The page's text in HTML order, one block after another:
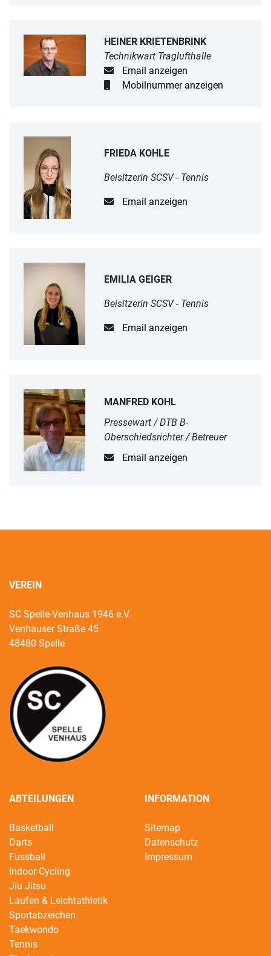
HEINER KRIETENBRINK
Technikwart Traglufthalle
Email anzeigen
Mobilnummer anzeigen
FRIEDA KOHLE
Beisitzerin SCSV - Tennis
Email anzeigen
EMILIA GEIGER
Beisitzerin SCSV - Tennis
Email anzeigen
MANFRED KOHL
Pressewart / DTB B-
Oberschiedsrichter / Betreuer
Email anzeigen
VEREIN
SC Spelle-Venhaus 1946 e.V.
Venhauser Straße 45
48480 Spelle
ABTEILUNGEN
Basketball
Darts
Fussball
Indoor-Cycling
Jiu Jitsu
Laufen & Leichtathletik
Sportabzeichen
Taekwondo
Tennis
INFORMATION
Sitemap
Datenschutz
Impressum